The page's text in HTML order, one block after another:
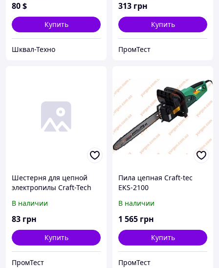
80$
Купить
Шквал-Техно
313 грн
Купить
ПромТест
Шестерня для цепной
электропилы Craft-Tech
В наличии
83 грн
Купить
ПромТест
Пила цепная Craft-tec
EKS-2100
В наличии
1 565 грн
Купить
ПромТест